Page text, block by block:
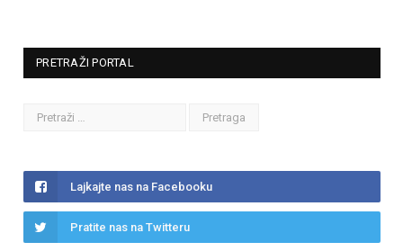
PRETRAŽI PORTAL
Lajkajte nas na Facebooku
Pratite nas na Twitteru